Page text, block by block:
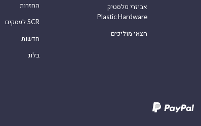
אביזרי פלסטיק
Plastic Hardware
חצאי מוליכים
החזרות
לעסקים SCR
חדשות
בלוג